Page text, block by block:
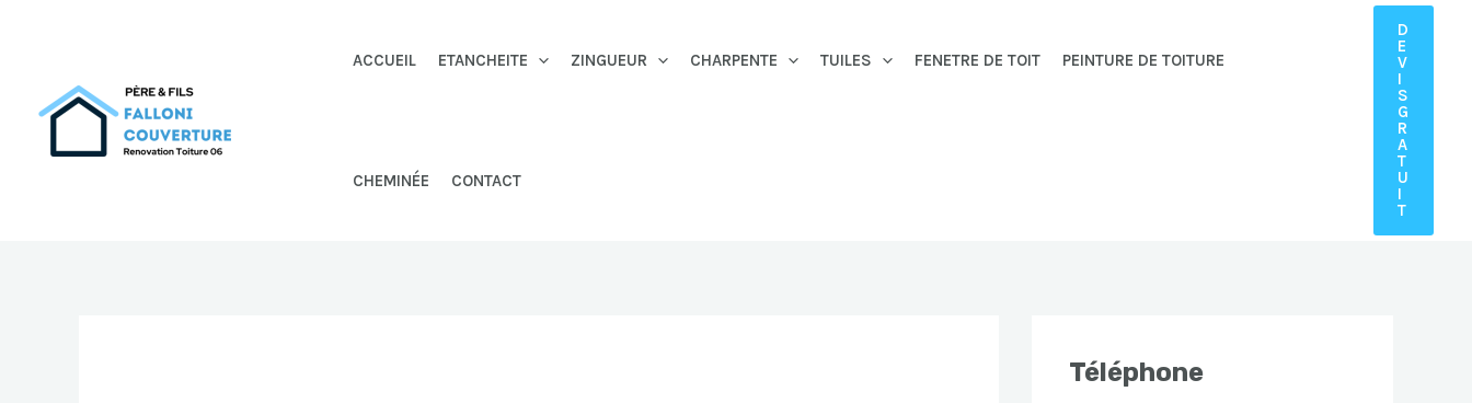
ACCUEIL ETANCHEITE ZINGUEUR CHARPENTE TUILES FENETRE DE TOIT PEINTURE DE TOITURE
CHEMINÉE CONTACT
D
E
V
I
S
G
R
A
T
U
I
T
Téléphone